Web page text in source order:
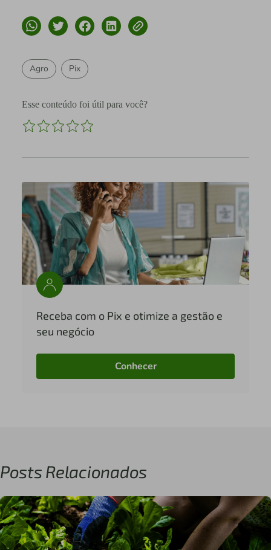
Agro Pix
Esse conteúdo foi útil para você?
Receba com o Pix e otimize a gestão e
seu negócio
Conhecer
Posts Relacionados